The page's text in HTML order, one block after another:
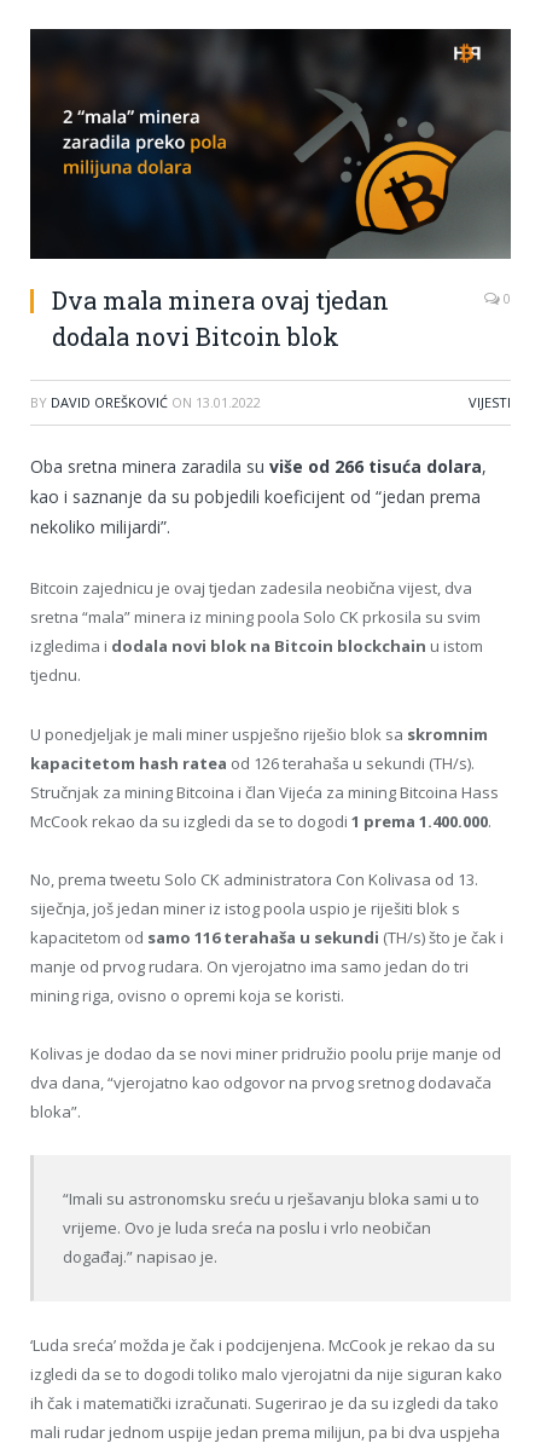
Dva mala minera ovaj tjedan
dodala novi Bitcoin blok
0
BY DAVID OREŠKOVIĆ ON 13.01.2022 VIJESTI
Oba sretna minera zaradila su više od 266 tisuća dolara,
kao i saznanje da su pobjedili koeficijent od “jedan prema
nekoliko milijardi”.
Bitcoin zajednicu je ovaj tjedan zadesila neobična vijest, dva
sretna “mala” minera iz mining poola Solo CK prkosila su svim
izgledima i dodala novi blok na Bitcoin blockchain u istom
tjednu.
U ponedjeljak je mali miner uspješno riješio blok sa skromnim
kapacitetom hash ratea od 126 terahaša u sekundi (TH/s).
Stručnjak za mining Bitcoina i član Vijeća za mining Bitcoina Hass
McCook rekao da su izgledi da se to dogodi 1 prema 1.400.000.
No, prema tweetu Solo CK administratora Con Kolivasa od 13.
siječnja, još jedan miner iz istog poola uspio je riješiti blok s
kapacitetom od samo 116 terahaša u sekundi (TH/s) što je čak i
manje od prvog rudara. On vjerojatno ima samo jedan do tri
mining riga, ovisno o opremi koja se koristi.
Kolivas je dodao da se novi miner pridružio poolu prije manje od
dva dana, “vjerojatno kao odgovor na prvog sretnog dodavača
bloka”.
“Imali su astronomsku sreću u rješavanju bloka sami u to
vrijeme. Ovo je luda sreća na poslu i vrlo neobičan
događaj.” napisao je.
‘Luda sreća’ možda je čak i podcijenjena. McCook je rekao da su
izgledi da se to dogodi toliko malo vjerojatni da nije siguran kako
ih čak i matematički izračunati. Sugerirao je da su izgledi da tako
mali rudar jednom uspije jedan prema milijun, pa bi dva uspjeha